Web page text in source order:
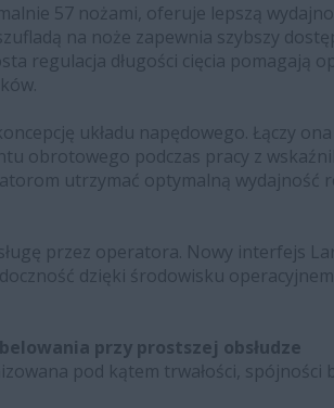
57 nożami, oferuje lepszą
na noże zapewnia szybszy
regulacja długości cięcia pomagają
układu napędowego. Łączy
obrotowego podczas pracy z
utrzymać optymalną wydajność
przez operatora. Nowy interfejs
dzięki środowisku
przy prostszej obsłudze
pod kątem trwałości, spójności